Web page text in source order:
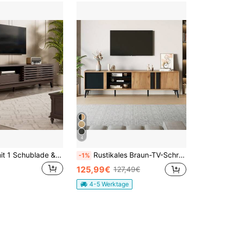
TV-Schrank mit 1 Schublade & 3 Lamellentüren, TV Lowboard aus Massivholz-Optik, Vintage TV Möbel Fernsehschrank, TV Panel für Wohnzimmer, 170 x 35 x 40 cm
4
-1% Rustikales Braun-TV-Schrank, Lowboard,TV-Board, TV-Kommode,180 cm – Für Fernseher bis 80 Zoll mit Tür und offenem Fach
125,99€ 127,49€
4-5 Werktage